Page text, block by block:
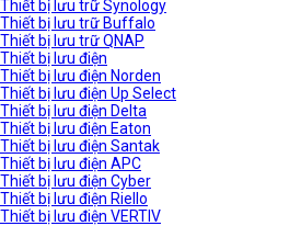
Thiết bị lưu trữ Synology
Thiết bị lưu trữ Buffalo
Thiết bị lưu trữ QNAP
Thiết bị lưu điện
Thiết bị lưu điện Norden
Thiết bị lưu điện Up Select
Thiết bị lưu điện Delta
Thiết bị lưu điện Eaton
Thiết bị lưu điện Santak
Thiết bị lưu điện APC
Thiết bị lưu điện Cyber
Thiết bị lưu điện Riello
Thiết bị lưu điện VERTIV